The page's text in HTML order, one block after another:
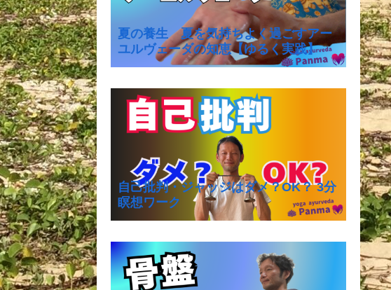
夏の養生 夏を気持ちよく過ごすアー
ユルヴェーダの知恵【ゆるく実践】
自己批判・ジャッジはダメ？OK？ 3分
瞑想ワーク